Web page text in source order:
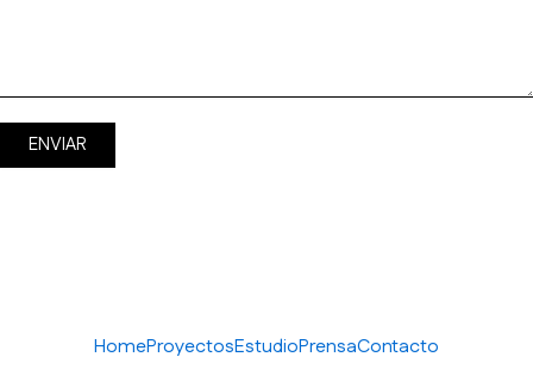
HomeProyectosEstudioPrensaContacto